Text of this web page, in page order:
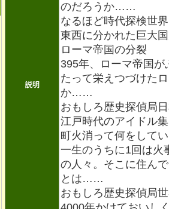
説明
のだろうか……
なるほど時代探検世界
東西に分かれた巨大
ローマ帝国の分裂
395年、ローマ帝国
たって栄えつづけた
か……
おもしろ歴史探偵局
江戸時代のアイドル
町火消って何をして
一生のうちに1回は火
の人々。そこに住ん
とは……
おもしろ歴史探偵局